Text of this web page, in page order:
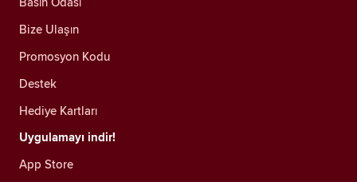
Bize Ulaşın
Promosyon Kodu
Destek
Hediye Kartları
Uygulamayı indir!
App Store